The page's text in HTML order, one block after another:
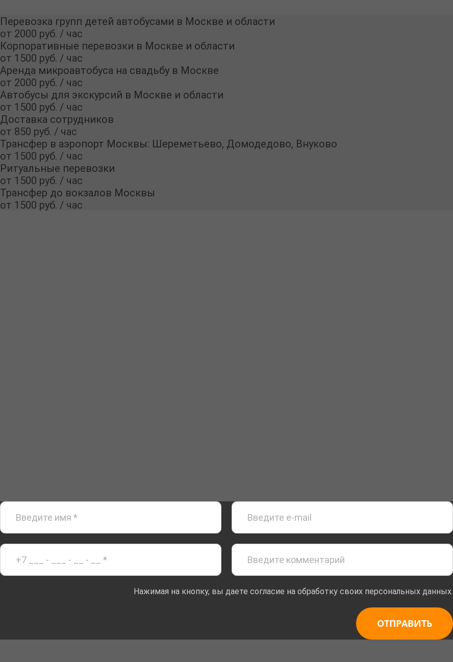
Перевозка групп детей автобусами в Москве и области
от 2000 руб. / час
Корпоративные перевозки в Москве и области
от 1500 руб. / час
Аренда микроавтобуса на свадьбу в Москве
от 2000 руб. / час
Автобусы для экскурсий в Москве и области
от 1500 руб. / час
Доставка сотрудников
от 850 руб. / час
Трансфер в аэропорт Москвы: Шереметьево, Домодедово, Внуково
от 1500 руб. / час
Ритуальные перевозки
от 1500 руб. / час
Трансфер до вокзалов Москвы
от 1500 руб. / час
Нажимая на кнопку, вы даете согласие на обработку своих персональных данных.
ОТПРАВИТЬ